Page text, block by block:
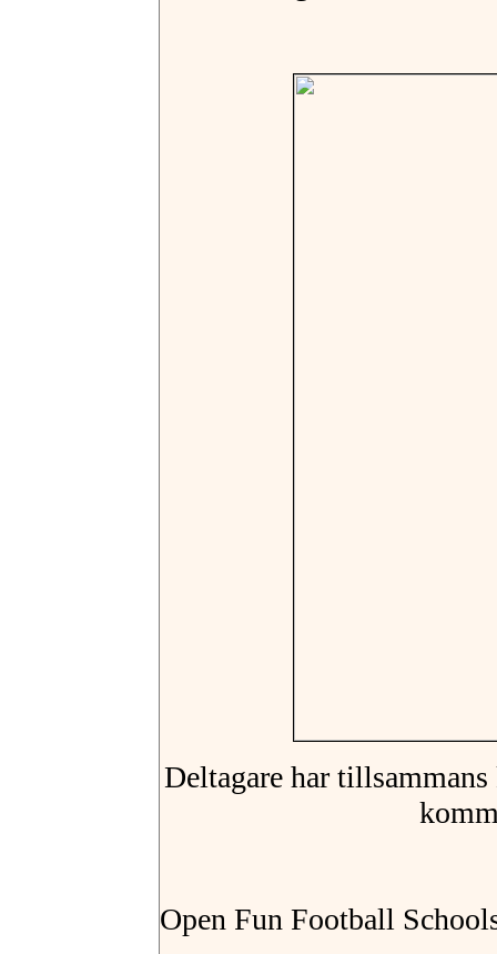
Deltagare har
Open Fun Football